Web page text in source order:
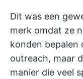
Dit was een
merk omdat ze
konden bepalen
outreach, maar
manier die veel